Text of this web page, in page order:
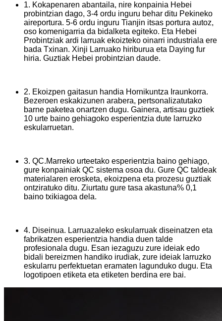
1. Kokapenaren abantaila, nire konpainia Hebei
probintzian dago, 3-4 ordu inguru behar ditu Pekineko
aireportura. 5-6 ordu inguru Tianjin itsas portura autoz,
oso komenigarria da bidalketa egiteko. Eta Hebei
Probintziak ardi larruak ekoizteko oinarri industriala ere
bada Txinan. Xinji Larruako hiriburua eta Daying fur
hiria. Guztiak Hebei probintzian daude.
2. Ekoizpen gaitasun handia Hornikuntza Iraunkorra.
Bezeroen eskakizunen arabera, pertsonalizatutako
barne paketea onartzen dugu. Gainera, artisau guztiek
10 urte baino gehiagoko esperientzia dute larruzko
eskularruetan.
3. QC.Marreko urteetako esperientzia baino gehiago,
gure konpainiak QC sistema osoa du. Gure QC taldeak
materialaren erosketa, ekoizpena eta prozesu guztiak
ontziratuko ditu. Ziurtatu gure tasa akastuna% 0,1
baino txikiagoa dela.
4. Diseinua. Larruazaleko eskularruak diseinatzen eta
fabrikatzen esperientzia handia duen talde
profesionala dugu. Esan iezaguzu zure ideiak edo
bidali bereizmen handiko irudiak, zure ideiak larruzko
eskularru perfektuetan eramaten lagunduko dugu. Eta
logotipoen etiketa eta etiketen berdina ere bai.